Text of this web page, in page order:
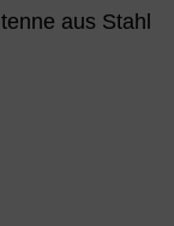
aus Stahl